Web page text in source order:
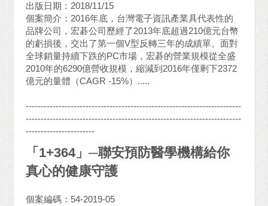
出版日期：2018/11/15
個案簡介：2016年底，台灣電子資訊產業具代表性的
品牌公司，宏碁公司歷經了2013年底超過210億元台幣
的虧損後，交出了第一個V型反轉三年的成績單。面對
全球銷量持續下跌的PC市場，宏碁的營業規模從全盛
2010年的6290億營收規模，縮減到2016年僅剩下2372
億元的量體（CAGR -15%）.....
------------------------------------------------------------------------
------------------------------------------------------------------------
-----------------------
「1+364」─聯安預防醫學機構給你
真心的健康守護
個案編碼：54-2019-05